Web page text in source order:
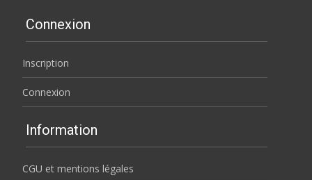
Connexion
Inscription
Connexion
Information
CGU et mentions légales